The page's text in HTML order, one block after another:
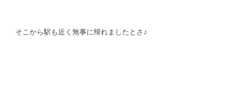
そこから駅も近く無事に帰れましたとさ♪